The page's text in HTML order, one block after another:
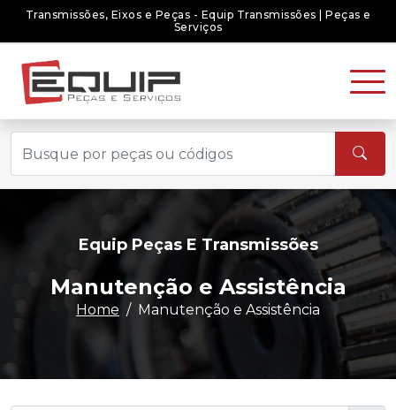
- Equip Transmissões | Peças e
Transmissões, Eixos e
Equip Peças E Transmissões
Manutenção e Assistência
Home Manutenção e Assistência